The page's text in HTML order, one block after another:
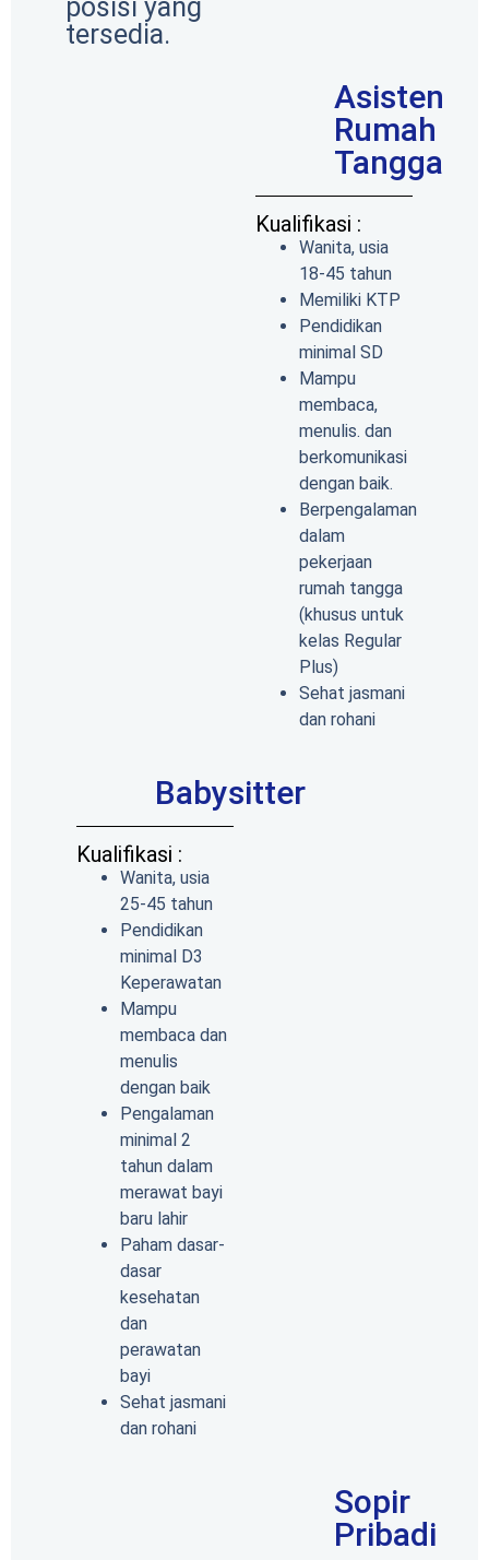
posisi yang
tersedia.
Asisten
Rumah
Tangga
Kualifikasi :
Wanita, usia
18-45 tahun
Memiliki KTP
Pendidikan
minimal SD
Mampu
membaca,
menulis. dan
berkomunikasi
dengan baik.
Berpengalaman
dalam
pekerjaan
rumah tangga
(khusus untuk
kelas Regular
Plus)
Sehat jasmani
dan rohani
Babysitter
Kualifikasi :
Wanita, usia
25-45 tahun
Pendidikan
minimal D3
Keperawatan
Mampu
membaca dan
menulis
dengan baik
Pengalaman
minimal 2
tahun dalam
merawat bayi
baru lahir
Paham dasar-
dasar
kesehatan
dan
perawatan
bayi
Sehat jasmani
dan rohani
Sopir
Pribadi​